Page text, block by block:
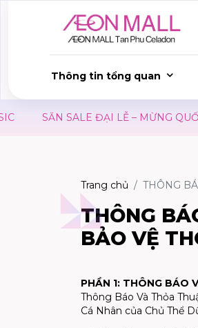
Thông tin tổng quan
SĂN SALE ĐẠI LỄ – MỪNG QUỐC
Trang chủ THÔNG
THÔNG
BẢO VỆ
PHẦN 1: THÔNG BÁO
Thông Báo Và Thỏa
Cá Nhân của Chủ Thể